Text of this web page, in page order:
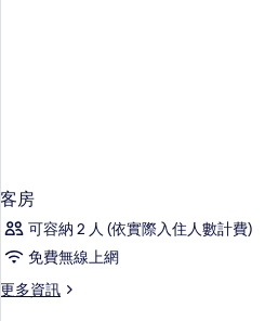
客房
可容納 2 人 (依實際入住人數計費)
免費無線上網
更多資訊
更